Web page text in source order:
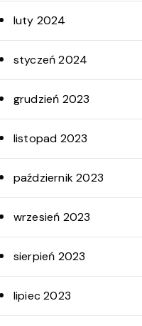
luty 2024
styczeń 2024
grudzień 2023
listopad 2023
październik 2023
wrzesień 2023
sierpień 2023
lipiec 2023